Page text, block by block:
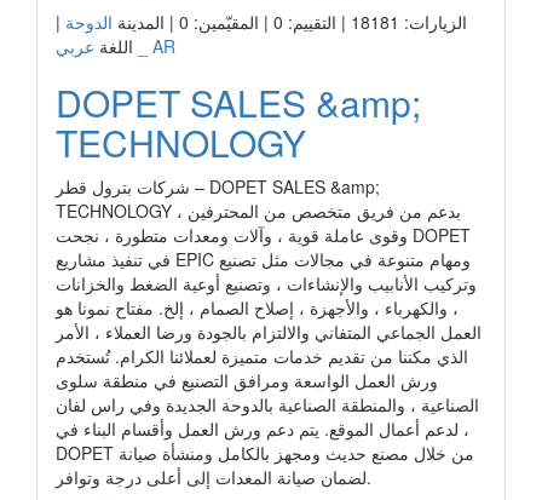
الزيارات: 18181 | التقييم: 0 | المقيّمين: 0 | المدينة
الدوحة |
اللغة عربي _ AR
DOPET SALES &amp;
TECHNOLOGY
شركات بترول قطر – DOPET SALES &amp;
TECHNOLOGY بدعم من فريق متخصص من المحترفين ،
وقوى عاملة قوية ، وآلات ومعدات متطورة ، نجحت DOPET
في تنفيذ مشاريع EPIC ومهام متنوعة في مجالات مثل تصنيع
وتركيب الأنابيب والإنشاءات ، وتصنيع أوعية الضغط والخزانات
، والكهرباء ، والأجهزة ، إصلاح الصمام ، إلخ. مفتاح نمونا هو
العمل الجماعي المتفاني والالتزام بالجودة ورضا العملاء ، الأمر
الذي مكننا من تقديم خدمات متميزة لعملائنا الكرام. تُستخدم
ورش العمل الواسعة ومرافق التصنيع في منطقة سلوى
الصناعية ، والمنطقة الصناعية بالدوحة الجديدة وفي راس لفان
، لدعم أعمال الموقع. يتم دعم ورش العمل وأقسام البناء في
DOPET من خلال مصنع حديث ومجهز بالكامل ومنشأة صيانة
لضمان صيانة المعدات إلى أعلى درجة وتوافر.